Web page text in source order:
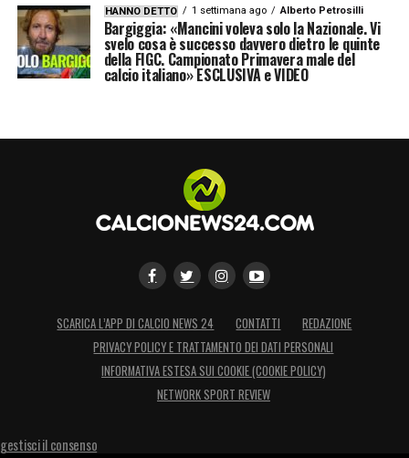
HANNO DETTO 1 settimana ago Alberto Petrosilli
Bargiggia: «Mancini voleva solo la Nazionale. Vi
svelo cosa è successo davvero dietro le quinte
della FIGC. Campionato Primavera male del
calcio italiano» ESCLUSIVA e VIDEO
SCARICA L’APP DI CALCIO NEWS 24 CONTATTI
REDAZIONE
PRIVACY POLICY E TRATTAMENTO DEI DATI PERSONALI
INFORMATIVA ESTESA SUI COOKIE (COOKIE POLICY)
NETWORK SPORT REVIEW
gestisci il consenso